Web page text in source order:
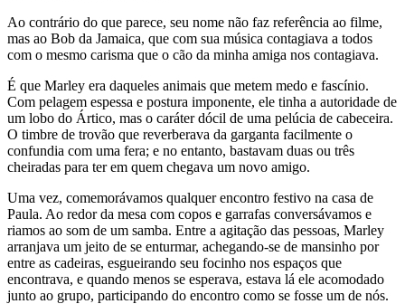
Ao contrário do que parece, seu nome não faz referência ao filme,
mas ao Bob da Jamaica, que com sua música contagiava a todos
com o mesmo carisma que o cão da minha amiga nos contagiava.
É que Marley era daqueles animais que metem medo e fascínio.
Com pelagem espessa e postura imponente, ele tinha a autoridade de
um lobo do Ártico, mas o caráter dócil de uma pelúcia de cabeceira.
O timbre de trovão que reverberava da garganta facilmente o
confundia com uma fera; e no entanto, bastavam duas ou três
cheiradas para ter em quem chegava um novo amigo.
Uma vez, comemorávamos qualquer encontro festivo na casa de
Paula. Ao redor da mesa com copos e garrafas conversávamos e
riamos ao som de um samba. Entre a agitação das pessoas, Marley
arranjava um jeito de se enturmar, achegando-se de mansinho por
entre as cadeiras, esgueirando seu focinho nos espaços que
encontrava, e quando menos se esperava, estava lá ele acomodado
junto ao grupo, participando do encontro como se fosse um de nós.